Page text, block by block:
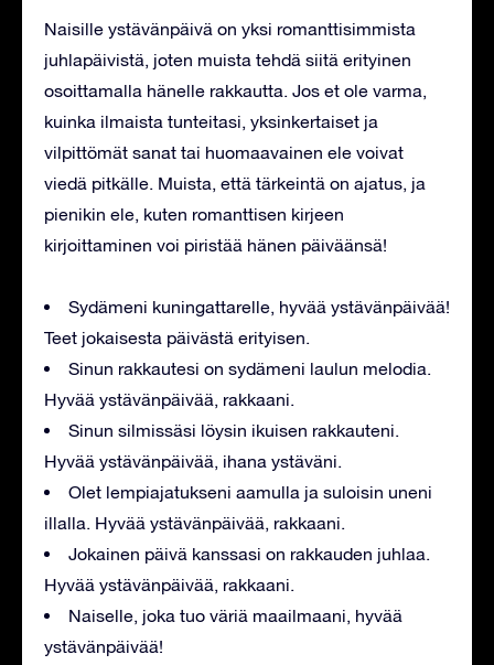
Naisille ystävänpäivä on yksi romanttisimmista
juhlapäivistä, joten muista tehdä siitä erityinen
osoittamalla hänelle rakkautta. Jos et ole varma,
kuinka ilmaista tunteitasi, yksinkertaiset ja
vilpittömät sanat tai huomaavainen ele voivat
viedä pitkälle. Muista, että tärkeintä on ajatus, ja
pienikin ele, kuten romanttisen kirjeen
kirjoittaminen voi piristää hänen päiväänsä!
Sydämeni kuningattarelle, hyvää ystävänpäivää!
Teet jokaisesta päivästä erityisen.
Sinun rakkautesi on sydämeni laulun melodia.
Hyvää ystävänpäivää, rakkaani.
Sinun silmissäsi löysin ikuisen rakkauteni.
Hyvää ystävänpäivää, ihana ystäväni.
Olet lempiajatukseni aamulla ja suloisin uneni
illalla. Hyvää ystävänpäivää, rakkaani.
Jokainen päivä kanssasi on rakkauden juhlaa.
Hyvää ystävänpäivää, rakkaani.
Naiselle, joka tuo väriä maailmaani, hyvää
ystävänpäivää!